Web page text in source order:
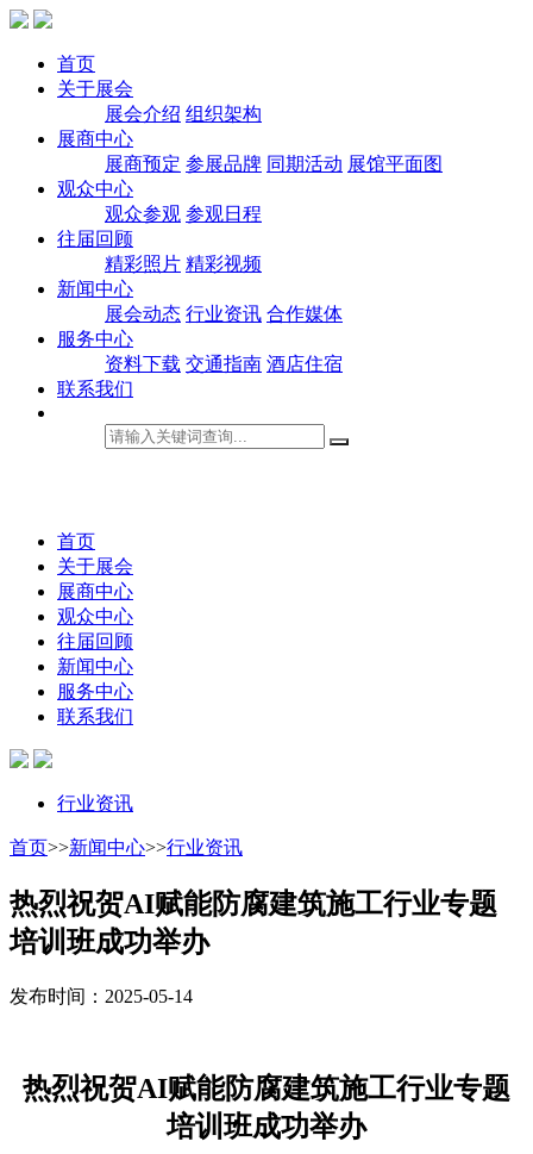
首页
关于展会
展会介绍 组织架构
展商中心
展商预定 参展品牌 同期活动 展馆平面图
观众中心
观众参观 参观日程
往届回顾
精彩照片 精彩视频
新闻中心
展会动态 行业资讯 合作媒体
服务中心
资料下载 交通指南 酒店住宿
联系我们
首页
关于展会
展商中心
观众中心
往届回顾
新闻中心
服务中心
联系我们
行业资讯
首页>>新闻中心>>行业资讯
热烈祝贺AI赋能防腐建筑施工行业专题
培训班成功举办
发布时间：2025-05-14
热烈祝贺AI赋能防腐建筑施工行业专题
培训班成功举办